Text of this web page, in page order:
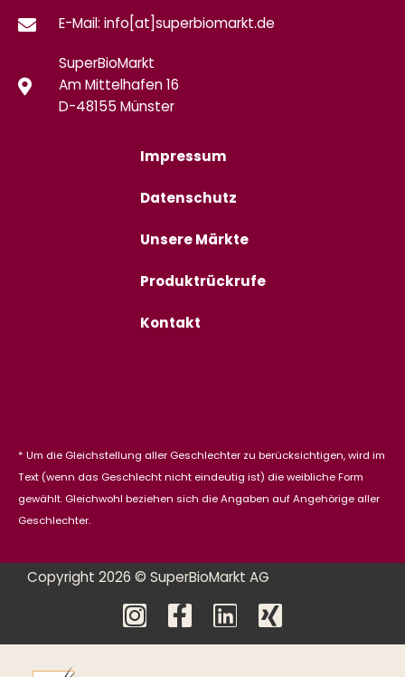
E-Mail: info[at]superbiomarkt.de
SuperBioMarkt
Am Mittelhafen 16
D-48155 Münster
Impressum
Datenschutz
Unsere Märkte
Produktrückrufe
Kontakt
* Um die Gleichstellung aller Geschlechter zu berücksichtigen, wird im
Text (wenn das Geschlecht nicht eindeutig ist) die weibliche Form
gewählt. Gleichwohl beziehen sich die Angaben auf Angehörige aller
Geschlechter.
Copyright 2026 © SuperBioMarkt AG